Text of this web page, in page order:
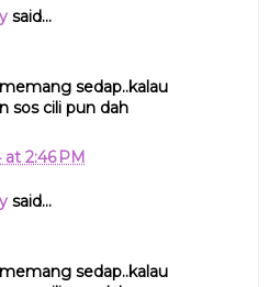
said...
sedap..kalau
sos cili pun dah
at 2:46 PM
said...
sedap..kalau